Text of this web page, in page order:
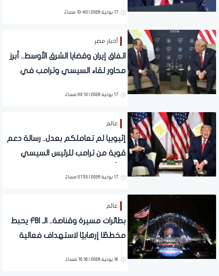
17 يونية 2026 | 10:40 مساءً
أخبار مصر
اتفاق إيران وقضايا الشرق الأوسط.. أبرز
محاور لقاء السيسي وترامب في
17 يونية 2026 | 03:13 مساءً
عالم
إثيوبيا لم تعاملكم بعدل.. رسالة دعم
قوية من ترامب للرئيس السيسي
17 يونية 2026 | 01:53 مساءً
عالم
بطائرات مسيرة وقناصة.. الـ FBI يحبط
مخططًا إرهابيًا لاستهداف فعالية
16 يونية 2026 | 10:16 مساءً